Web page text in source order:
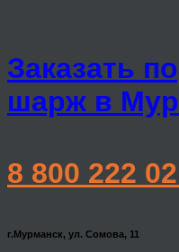
Заказать
шарж в
8 800 222
г.Мурманск, ул. Сомова, 11